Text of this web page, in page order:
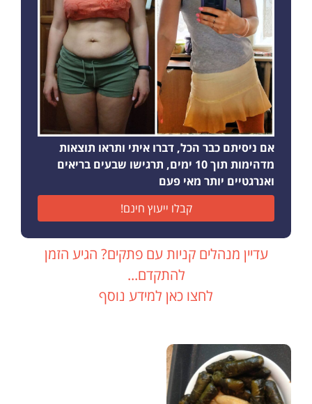
אם ניסיתם כבר הכל, דברו איתי ותראו תוצאות
מדהימות תוך 10 ימים, תרגישו שבעים בריאים
ואנרגטיים יותר מאי פעם
קבלו ייעוץ חינם!
עדיין מנהלים קניות עם פתקים? הגיע הזמן
להתקדם...
לחצו כאן למידע נוסף